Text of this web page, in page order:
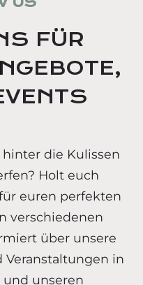
FÜR
die Kulissen
Holt euch
euren perfekten
verschiedenen
über unsere
in
und unseren